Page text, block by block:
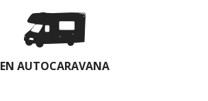
EN AUTOCARAVANA